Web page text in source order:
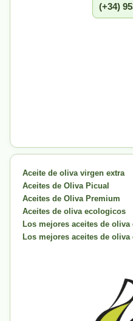
(+34)
Aceite de oliva virgen extra
Aceites de Oliva Picual
Aceites de Oliva Premium
Aceites de oliva ecologicos
Los mejores aceites de
Los mejores aceites de oliva